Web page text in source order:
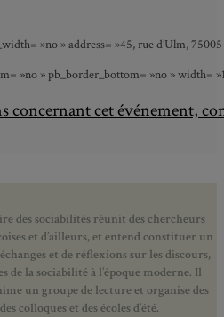
»no » address= »45, rue d’Ulm,
»no » pb_border_bottom= »no » width=
concernant cet événement,
des sociabilités réunit des chercheurs
et d’ailleurs, et entend constituer un
et de réflexions sur les discours,
de la sociabilité à l’époque moderne. Il
un groupe de lecture et organise des
colloques et des écoles d’été.